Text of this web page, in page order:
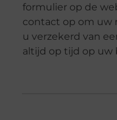
formulier op de
contact op om uw
u verzekerd van
altijd op tijd op uw